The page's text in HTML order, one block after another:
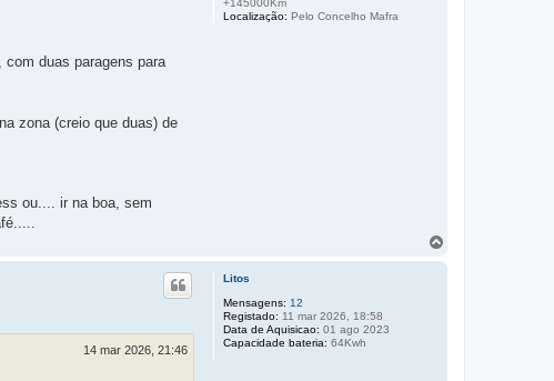
Localização: Pelo Concelho Mafra
duas paragens para
zona (creio que duas) de
ou.... ir na boa, sem
Litos
Mensagens: 12
Registado: 11 mar 2026, 18:58
Data de Aquisicao: 01 ago 2023
Capacidade bateria: 64Kwh
14 mar 2026, 21:46